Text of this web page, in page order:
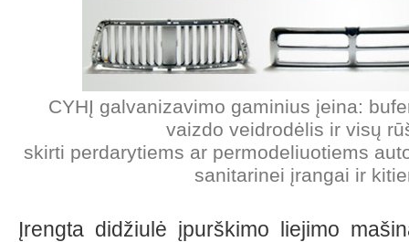
CYHĮ galvanizavimo gaminius įeina:
vaizdo veidrodėlis ir visų
skirti perdarytiems ar permodeliuotiems
sanitarinei įrangai ir
Įrengta didžiulė įpurškimo liejimo